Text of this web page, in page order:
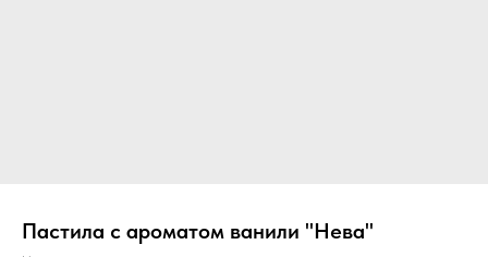
Пастила с ароматом ванили "Нева"